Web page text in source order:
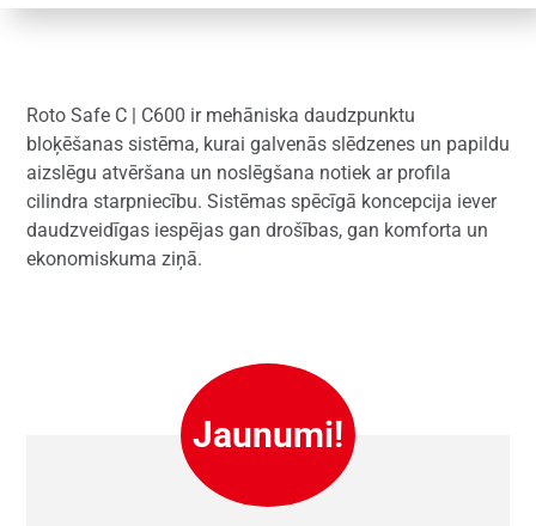
Roto Safe C | C600 ir mehāniska daudzpunktu
bloķēšanas sistēma, kurai galvenās slēdzenes un papildu
aizslēgu atvēršana un noslēgšana notiek ar profila
cilindra starpniecību. Sistēmas spēcīgā koncepcija iever
daudzveidīgas iespējas gan drošības, gan komforta un
ekonomiskuma ziņā.
Jaunumi!